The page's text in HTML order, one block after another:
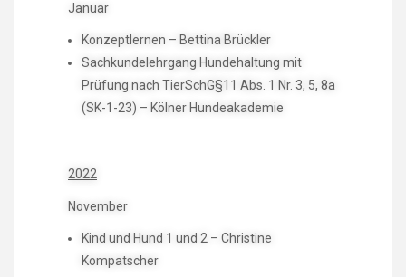
Januar
Konzeptlernen – Bettina Brückler
Sachkundelehrgang Hundehaltung mit
Prüfung nach TierSchG§11 Abs. 1 Nr. 3, 5, 8a
(SK-1-23) – Kölner Hundeakademie
2022
November
Kind und Hund 1 und 2 – Christine
Kompatscher